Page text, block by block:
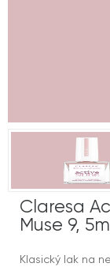
Claresa
Muse 9, 5ml
Klasický lak na